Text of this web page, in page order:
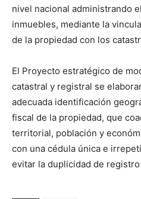
nivel nacional administrando
inmuebles, mediante la
de la propiedad con los
El Proyecto estratégico de
catastral y registral se
adecuada identificación
fiscal de la propiedad, que
territorial, población y
con una cédula única e
evitar la duplicidad de